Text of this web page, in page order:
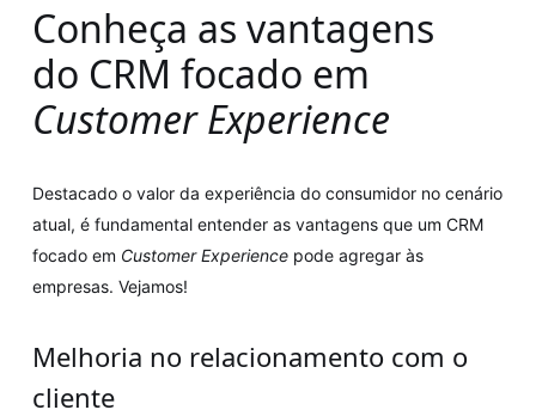
Conheça as vantagens
do CRM focado em
Customer Experience
Destacado o valor da experiência do consumidor no cenário
atual, é fundamental entender as vantagens que um CRM
focado em Customer Experience pode agregar às
empresas. Vejamos!
Melhoria no relacionamento com o
cliente